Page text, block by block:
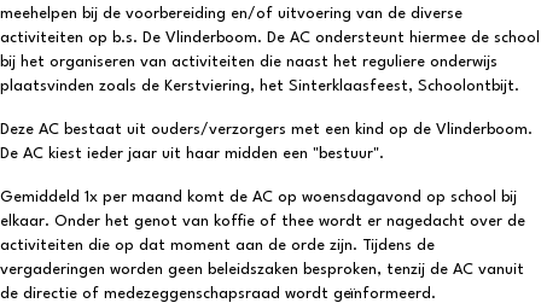
meehelpen bij de voorbereiding en/of uitvoering van de diverse
activiteiten op b.s. De Vlinderboom. De AC ondersteunt hiermee de school
bij het organiseren van activiteiten die naast het reguliere onderwijs
plaatsvinden zoals de Kerstviering, het Sinterklaasfeest, Schoolontbijt.
Deze AC bestaat uit ouders/verzorgers met een kind op de Vlinderboom.
De AC kiest ieder jaar uit haar midden een "bestuur".
Gemiddeld 1x per maand komt de AC op woensdagavond op school bij
elkaar. Onder het genot van koffie of thee wordt er nagedacht over de
activiteiten die op dat moment aan de orde zijn. Tijdens de
vergaderingen worden geen beleidszaken besproken, tenzij de AC vanuit
de directie of medezeggenschapsraad wordt geïnformeerd.